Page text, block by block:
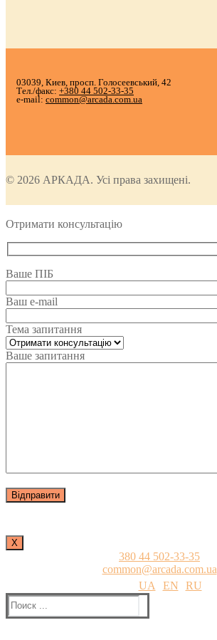
03039, Киев, просп. Голосеевський, 42
Тел./факс: +380 44 502-33-35
e-mail: common@arcada.com.ua
© 2026 АРКАДА. Усі права захищені.
Отримати консультацію
Ваше ПІБ
Ваш e-mail
Тема запитання
Ваше запитання
Х
380 44 502-33-35
common@arcada.com.ua
UA
EN
RU
Найти: